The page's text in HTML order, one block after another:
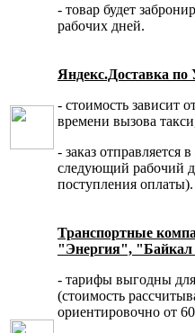
- товар будет
рабочих дней.
Яндекс.Доставка по
- стоимость зависит
времени вызова
- заказ отправляется
следующий рабочий
поступления оплаты).
Транспортные
"Энергия",
- тарифы выгодны
(стоимость
ориентировочно от